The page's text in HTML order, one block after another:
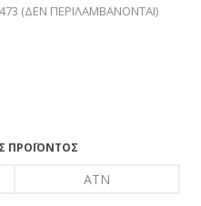
(ΔΕΝ ΠΕΡΙΛΑΜΒΑΝΟΝΤΑΙ)
ΠΡΟΪΌΝΤΟΣ
ATN